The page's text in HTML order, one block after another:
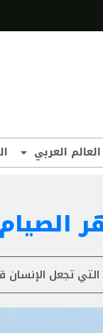
العالم العربي
الصيام
تجعل الإنسان